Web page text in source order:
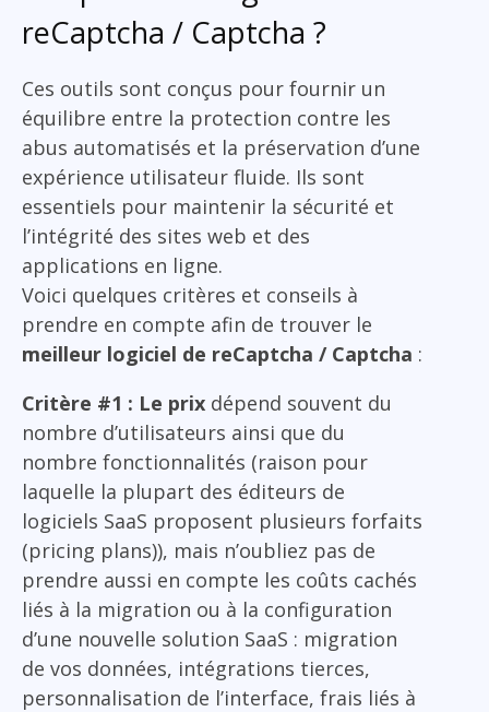
reCaptcha / Captcha ?
Ces outils sont conçus pour fournir un
équilibre entre la protection contre les
abus automatisés et la préservation d’une
expérience utilisateur fluide. Ils sont
essentiels pour maintenir la sécurité et
l’intégrité des sites web et des
applications en ligne.
Voici quelques critères et conseils à
prendre en compte afin de trouver le
meilleur logiciel de reCaptcha / Captcha :
Critère #1 : Le prix dépend souvent du
nombre d’utilisateurs ainsi que du
nombre fonctionnalités (raison pour
laquelle la plupart des éditeurs de
logiciels SaaS proposent plusieurs forfaits
(pricing plans)), mais n’oubliez pas de
prendre aussi en compte les coûts cachés
liés à la migration ou à la configuration
d’une nouvelle solution SaaS : migration
de vos données, intégrations tierces,
personnalisation de l’interface, frais liés à